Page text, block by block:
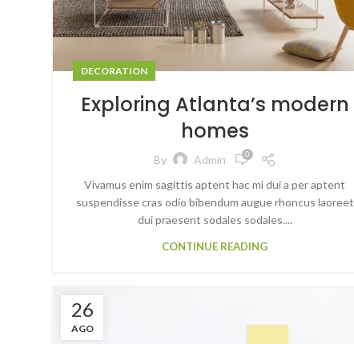
DECORATION
Exploring Atlanta’s modern
homes
By Admin 0
Vivamus enim sagittis aptent hac mi dui a per aptent
suspendisse cras odio bibendum augue rhoncus laoreet
dui praesent sodales sodales....
CONTINUE READING
26
AGO